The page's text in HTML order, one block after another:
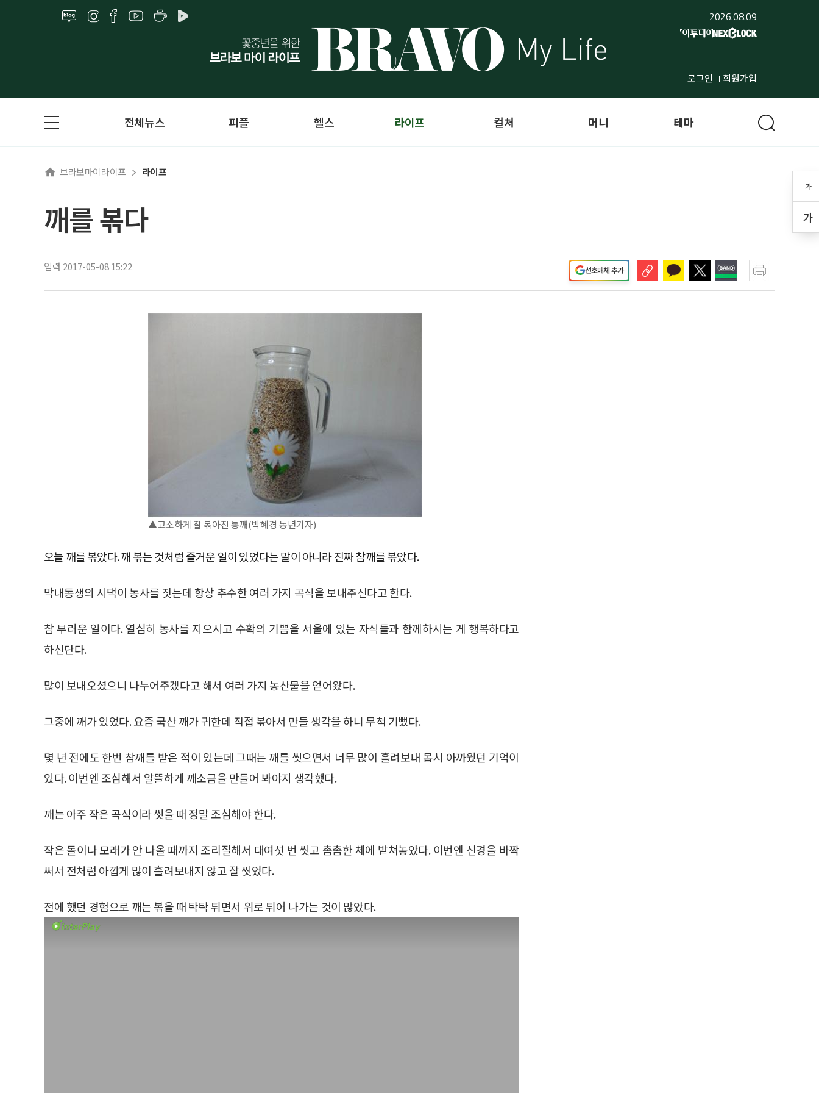
2026.08.09
로그인 회원가입
가
가
전체뉴스 피플 헬스 라이프 컬처 머니 테마
브라보마이라이프 라이프
깨를 볶다
입력 2017-05-08 15:22 선호매체 추가
▲고소하게 잘 볶아진 통깨(박혜경 동년기자)
오늘 깨를 볶았다. 깨 볶는 것처럼 즐거운 일이 있었다는 말이 아니라 진짜 참깨를 볶았다.
막내동생의 시댁이 농사를 짓는데 항상 추수한 여러 가지 곡식을 보내주신다고 한다.
참 부러운 일이다. 열심히 농사를 지으시고 수확의 기쁨을 서울에 있는 자식들과 함께하시는 게 행복하다고
하신단다.
많이 보내오셨으니 나누어주겠다고 해서 여러 가지 농산물을 얻어왔다.
그중에 깨가 있었다. 요즘 국산 깨가 귀한데 직접 볶아서 만들 생각을 하니 무척 기뻤다.
몇 년 전에도 한번 참깨를 받은 적이 있는데 그때는 깨를 씻으면서 너무 많이 흘려보내 몹시 아까웠던 기억이
있다. 이번엔 조심해서 알뜰하게 깨소금을 만들어 봐야지 생각했다.
깨는 아주 작은 곡식이라 씻을 때 정말 조심해야 한다.
작은 돌이나 모래가 안 나올 때까지 조리질해서 대여섯 번 씻고 촘촘한 체에 밭쳐놓았다. 이번엔 신경을 바짝
써서 전처럼 아깝게 많이 흘려보내지 않고 잘 씻었다.
전에 했던 경험으로 깨는 볶을 때 탁탁 튀면서 위로 튀어 나가는 것이 많았다.